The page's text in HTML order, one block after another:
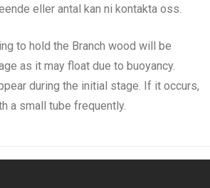
eller antal kan ni kontakta oss.
to hold the Branch wood will be
as it may float due to buoyancy.
during the initial stage. If it occurs,
a small tube frequently.